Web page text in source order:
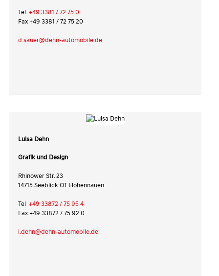
Tel +49 3381 / 72 75 0
Fax +49 3381 / 72 75 20
d.sauer@dehn-automobile.de
Luisa Dehn
Grafik und Design
Rhinower Str. 23
14715 Seeblick OT Hohennauen
Tel +49 33872 / 75 95 4
Fax +49 33872 / 75 92 0
l.dehn@dehn-automobile.de